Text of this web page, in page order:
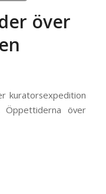
över
kuratorsexpedition
över